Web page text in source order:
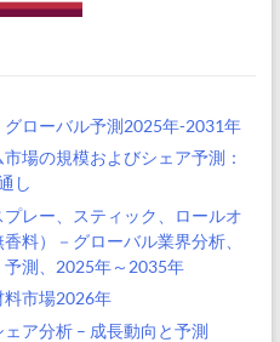
ローバル予測2025年-2031年
場の規模およびシェア予測：
し
レー、スティック、ロールオ
料）－グローバル業界分析、
測、2025年～2035年
市場2026年
ア分析 – 成長動向と予測